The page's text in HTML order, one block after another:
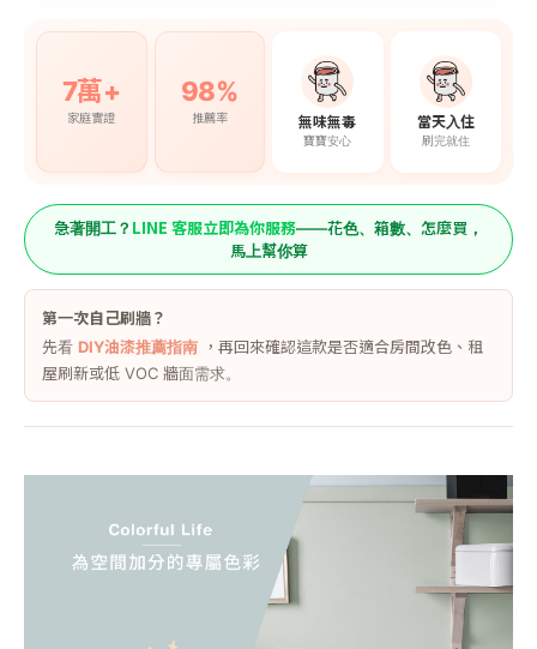
7萬+
家庭實證
98%
推薦率 無味無毒
寶寶安心
當天入住
刷完就住
急著開工？ LINE 客服立即為你服務——花色、箱數、怎麼買，
馬上幫你算
第一次自己刷牆？
先看 DIY油漆推薦指南 ，再回來確認這款是否適合房間改色、租
屋刷新或低 VOC 牆面需求。